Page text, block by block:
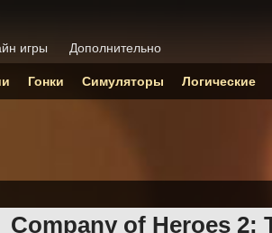
Company of Heroes 2:
игры Дополнительно
Гонки Симуляторы Логические